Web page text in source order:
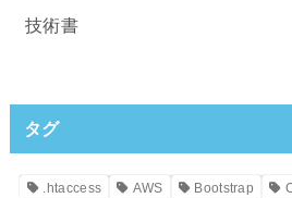
技術書
タグ
.htaccess AWS Bootstrap